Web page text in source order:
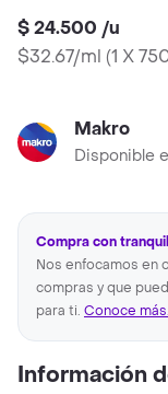
$ 24.500 /u
$32.67/ml (1 X
Makro
Disponible
Compra con
Nos enfocamos
compras y que
para ti. Conoce
Información